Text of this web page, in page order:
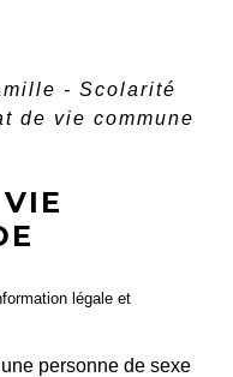
- Scolarité
de vie commune
légale et
personne de sexe